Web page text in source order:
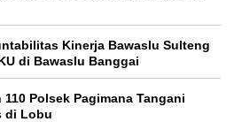
Kinerja Bawaslu Sulteng
di Bawaslu Banggai
Polsek Pagimana Tangani
di Lobu